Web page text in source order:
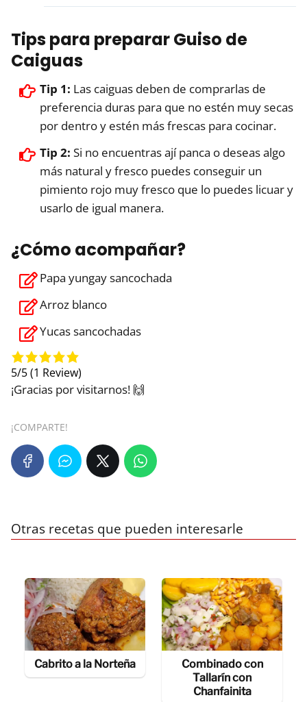
Tips para preparar Guiso de
Caiguas
Tip 1: Las caiguas deben de comprarlas de
preferencia duras para que no estén muy secas
por dentro y estén más frescas para cocinar.
Tip 2: Si no encuentras ají panca o deseas algo
más natural y fresco puedes conseguir un
pimiento rojo muy fresco que lo puedes licuar y
usarlo de igual manera.
¿Cómo acompañar?
Papa yungay sancochada
Arroz blanco
Yucas sancochadas
5/5(1 Review)
¡Gracias por visitarnos! 🙌
¡COMPARTE!
Otras recetas que pueden interesarle
Cabrito a la Norteña
Combinado con
Tallarín con
Chanfainita